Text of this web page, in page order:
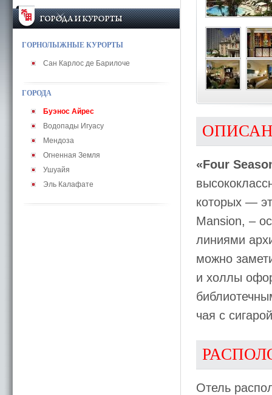
ГОРНОЛЫЖНЫЕ КУРОРТЫ
Сан Карлос де Барилоче
ГОРОДА
Буэнос Айрес
Водопады Игуасу
Мендоза
Огненная Земля
Ушуайя
Эль Калафате
«Four
которых —
Mansion, –
линиями
можно
и холлы
чая с
Отель